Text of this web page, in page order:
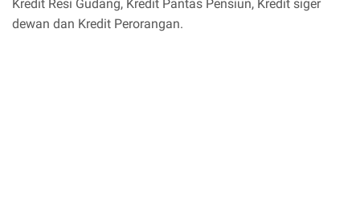
Kredit Resi Gudang, Kredit Pantas Pensiun, Kredit siger
dewan dan Kredit Perorangan.